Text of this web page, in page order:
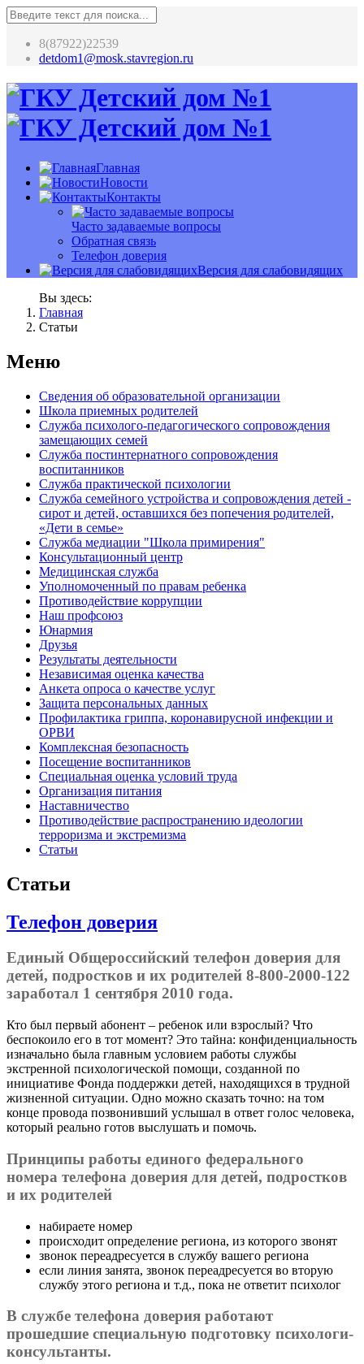
8(87922)22539
detdom1@mosk.stavregion.ru
Главная
Новости
Контакты
Часто задаваемые вопросы
Обратная связь
Телефон доверия
Версия для слабовидящих
Вы здесь:
Главная
Статьи
Меню
Сведения об образовательной организации
Школа приемных родителей
Служба психолого-педагогического сопровождения
замещающих семей
Cлужба постинтернатного сопровождения
воспитанников
Служба практической психологии
Служба семейного устройства и сопровождения детей -
сирот и детей, оставшихся без попечения родителей,
«Дети в семье»
Служба медиации "Школа примирения"
Консультационный центр
Медицинская служба
Уполномоченный по правам ребенка
Противодействие коррупции
Наш профсоюз
Юнармия
Друзья
Результаты деятельности
Независимая оценка качества
Анкета опроса о качестве услуг
Защита персональных данных
Профилактика гриппа, коронавирусной инфекции и
ОРВИ
Комплексная безопасность
Посещение воспитанников
Специальная оценка условий труда
Организация питания
Наставничество
Противодействие распространению идеологии
терроризма и экстремизма
Статьи
Статьи
Телефон доверия
Единый Общероссийский телефон доверия для
детей, подростков и их родителей 8-800-2000-122
заработал 1 сентября 2010 года.
Кто был первый абонент – ребенок или взрослый? Что
беспокоило его в тот момент? Это тайна: конфиденциальность
изначально была главным условием работы службы
экстренной психологической помощи, созданной по
инициативе Фонда поддержки детей, находящихся в трудной
жизненной ситуации. Одно можно сказать точно: на том
конце провода позвонивший услышал в ответ голос человека,
который реально готов выслушать и помочь.
Принципы работы единого федерального
номера телефона доверия для детей, подростков
и их родителей
набираете номер
происходит определение региона, из которого звонят
звонок переадресуется в службу вашего региона
если линия занята, звонок переадресуется во вторую
службу этого региона и т.д., пока не ответит психолог
В службе телефона доверия работают
прошедшие специальную подготовку психологи-
консультанты.